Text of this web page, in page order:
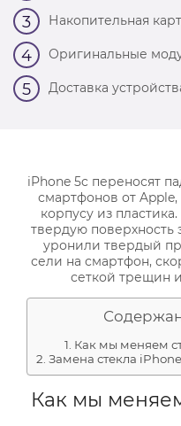
3 Накопительная
4 Оригинальные
5 Доставка
iPhone 5c переносят
смартфонов от
корпусу из
твердую поверхность
уронили твердый
сели на смартфон,
сеткой трещин
Как мы меняем
Замена стекла
Как мы